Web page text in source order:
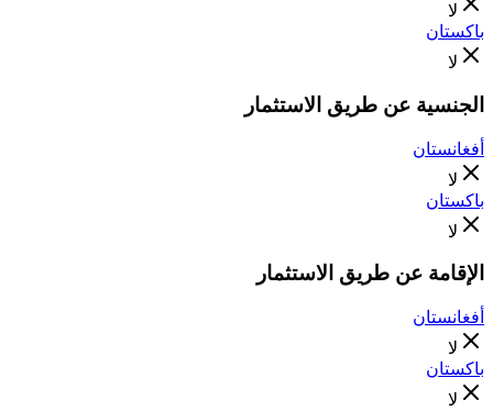
لا
باكستان
لا
الجنسية عن طريق الاستثمار
أفغانستان
لا
باكستان
لا
الإقامة عن طريق الاستثمار
أفغانستان
لا
باكستان
لا